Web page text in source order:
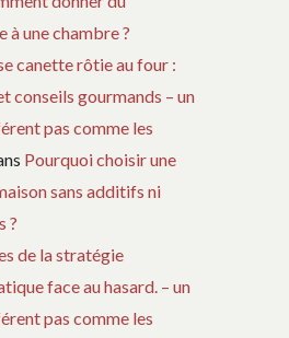
à une chambre ?
canette rôtie au four :
conseils gourmands – un
pas comme les
Pourquoi choisir une
sans additifs ni
?
de la stratégie
face au hasard. – un
pas comme les